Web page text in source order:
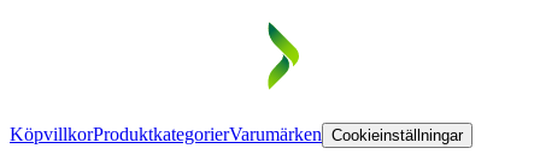
KöpvillkorProduktkategorierVarumärken Cookieinställningar